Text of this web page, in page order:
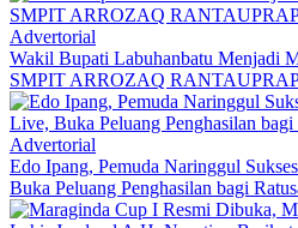
Advertorial
Wakil Bupati Labuhanbatu Menjadi
SMPIT ARROZAQ
Advertorial
Edo Ipang, Pemuda Naringgul
Buka Peluang Penghasilan bagi